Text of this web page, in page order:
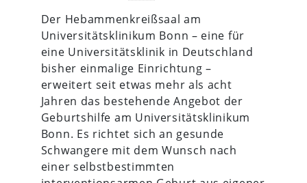
Der Hebammenkreißsaal am
Universitätsklinikum Bonn – eine für
eine Universitätsklinik in Deutschland
bisher einmalige Einrichtung –
erweitert seit etwas mehr als acht
Jahren das bestehende Angebot der
Geburtshilfe am Universitätsklinikum
Bonn. Es richtet sich an gesunde
Schwangere mit dem Wunsch nach
einer selbstbestimmten